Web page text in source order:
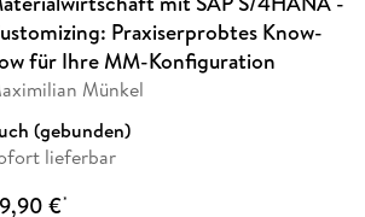
Praxiserprobtes Know-
für Ihre MM-Konfiguration
Münkel
(gebunden)
lieferbar
€*